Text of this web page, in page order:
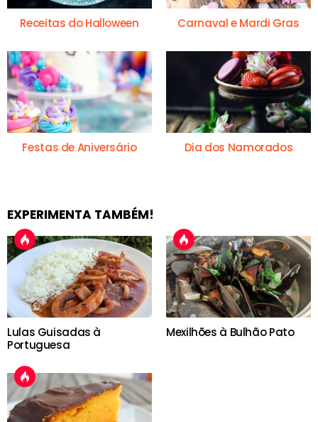
Receitas do Halloween Carnaval e Mardi Gras
Festas de Aniversário Dia dos Namorados
EXPERIMENTA TAMBÉM!
Lulas Guisadas à
Portuguesa
Mexilhões à Bulhão Pato